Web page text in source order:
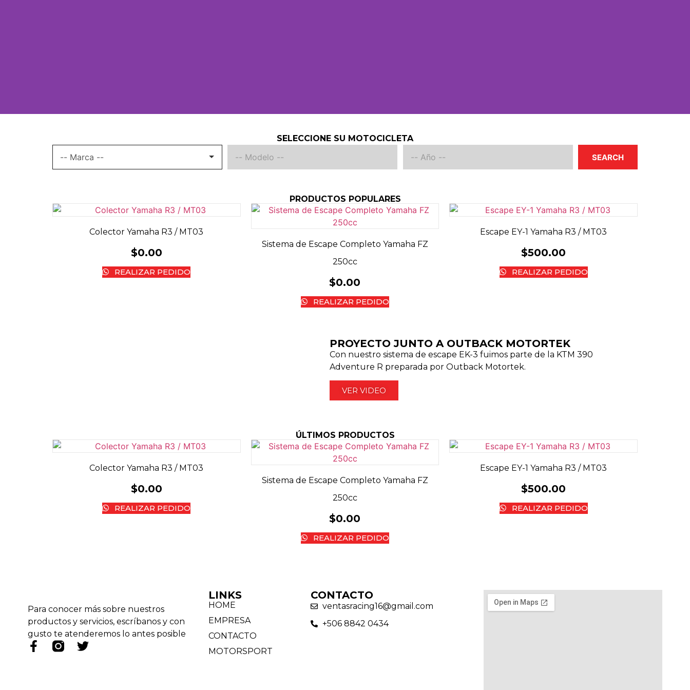
SELECCIONE SU MOTOCICLETA
SEARCH
PRODUCTOS POPULARES
Colector Yamaha R3 / MT03
$0.00
REALIZAR PEDIDO
Sistema de Escape Completo Yamaha FZ
250cc
$0.00
REALIZAR PEDIDO
Escape EY-1 Yamaha R3 / MT03
$500.00
REALIZAR PEDIDO
PROYECTO JUNTO A OUTBACK MOTORTEK ​
Con nuestro sistema de escape EK-3 fuimos parte de la KTM 390
Adventure R preparada por Outback Motortek.
VER VIDEO
ÚLTIMOS PRODUCTOS
Colector Yamaha R3 / MT03
$0.00
REALIZAR PEDIDO
Sistema de Escape Completo Yamaha FZ
250cc
$0.00
REALIZAR PEDIDO
Escape EY-1 Yamaha R3 / MT03
$500.00
REALIZAR PEDIDO
Para conocer más sobre nuestros
productos y servicios, escríbanos y con
gusto te atenderemos lo antes posible
LINKS
HOME
EMPRESA
CONTACTO
MOTORSPORT
CONTACTO
ventasracing16@gmail.com
+506 8842 0434